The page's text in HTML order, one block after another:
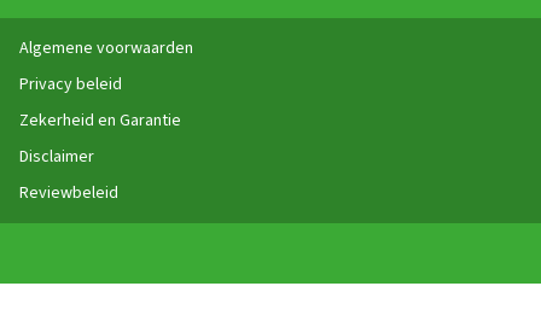
Algemene voorwaarden
Privacy beleid
Zekerheid en Garantie
Disclaimer
Reviewbeleid